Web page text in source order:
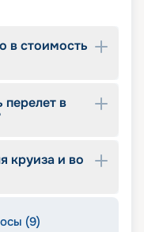
в стоимость
перелет в
круиза и во
(9)